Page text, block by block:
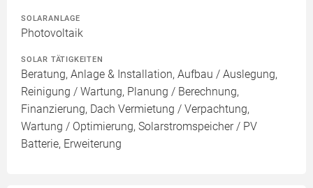
SOLARANLAGE
Photovoltaik
SOLAR TÄTIGKEITEN
Beratung, Anlage & Installation, Aufbau / Auslegung,
Reinigung / Wartung, Planung / Berechnung,
Finanzierung, Dach Vermietung / Verpachtung,
Wartung / Optimierung, Solarstromspeicher / PV
Batterie, Erweiterung